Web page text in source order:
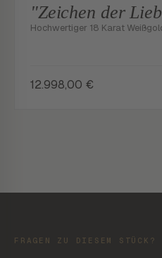
"Zeichen der
Hochwertiger 18 Karat
12.998,00 €
FRAGEN ZU DIESEM STÜCK?